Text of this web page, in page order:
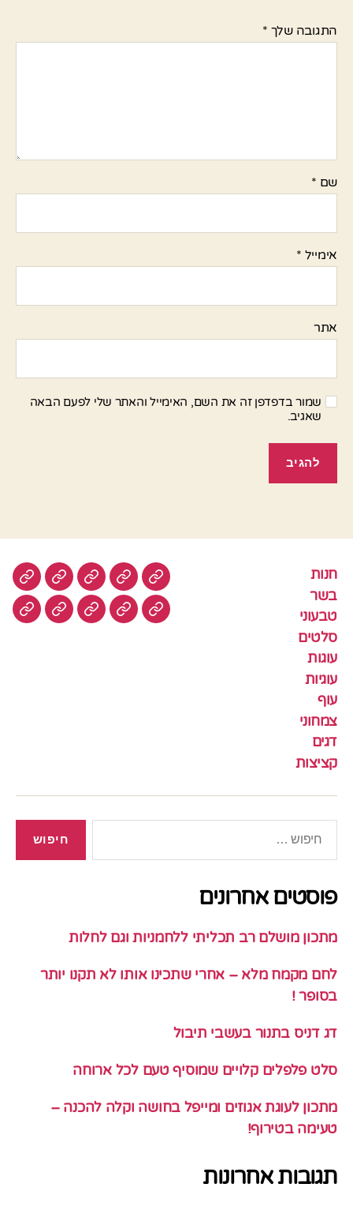
התגובה שלך *
שם *
אימייל *
אתר
שמור בדפדפן זה את השם, האימייל והאתר שלי לפעם הבאה
שאגיב.
חנות
בשר
טבעוני
סלטים
עוגות
עוגיות
עוף
צמחוני
דגים
קציצות
חנות בשר טבעוניסלטים
עוגיותעוף צמחונידגים
פוסטים אחרונים
מתכון מושלם רב תכליתי ללחמניות וגם לחלות
לחם מקמח מלא – אחרי שתכינו אותו לא תקנו יותר
בסופר !
דג דניס בתנור בעשבי תיבול
סלט פלפלים קלויים שמוסיף טעם לכל ארוחה
מתכון לעוגת אגוזים ומייפל בחושה וקלה להכנה –
טעימה בטירוף!
תגובות אחרונות